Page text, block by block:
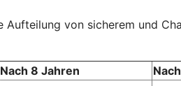
von sicherem und
Nach 8 Jahren